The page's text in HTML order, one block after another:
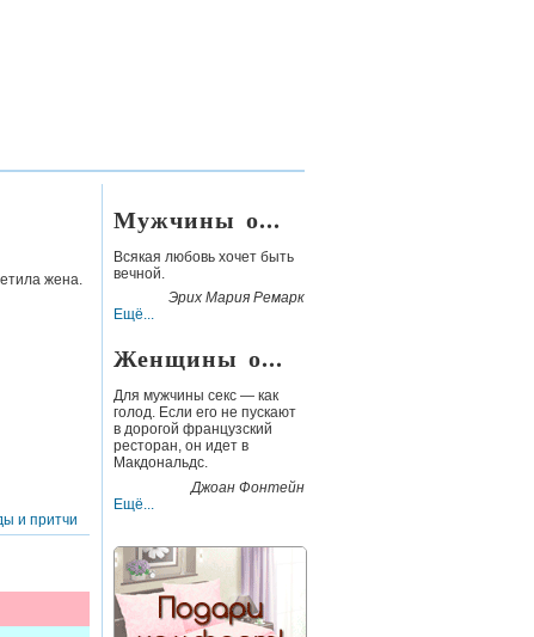
жена.
и притчи
Мужчины о...
Всякая любовь хочет быть
вечной.
Эрих Мария Ремарк
Ещё...
Женщины о...
Для мужчины секс — как
голод. Если его не пускают
в дорогой французский
ресторан, он идет в
Макдональдс.
Джоан Фонтейн
Ещё...